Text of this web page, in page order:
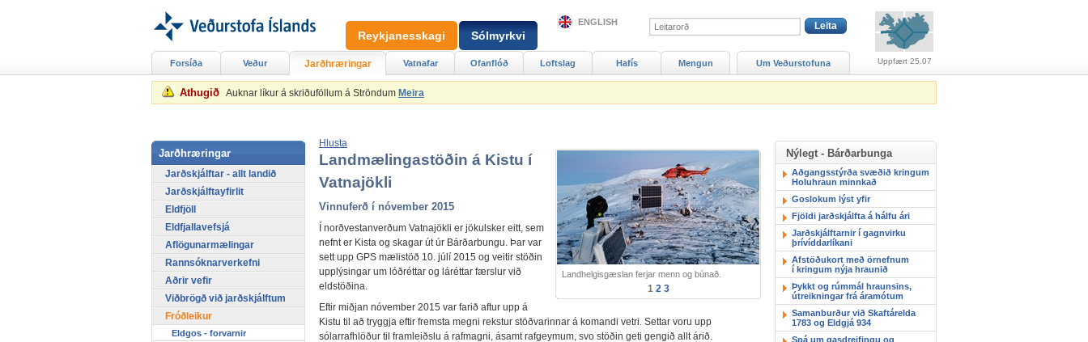
Athugið Auknar líkur á skriðuföllum á Ströndum Meira
Hlusta
Landhelgisgæslan ferjar menn og búnað.
1 2 3
Landmælingastöðin á Kistu í
Vatnajökli
Vinnuferð í nóvember 2015
Í norðvestanverðum Vatnajökli er jökulsker eitt, sem
nefnt er Kista og skagar út úr Bárðarbungu. Þar var
sett upp GPS mælistöð 10. júlí 2015 og veitir stöðin
upplýsingar um lóðréttar og láréttar færslur við
eldstöðina.
Eftir miðjan nóvember 2015 var farið aftur upp á
Kistu til að tryggja eftir fremsta megni rekstur stöðvarinnar á komandi vetri. Settar voru upp
sólarrafhlöður til framleiðslu á rafmagni, ásamt rafgeymum, svo stöðin geti gengið allt árið.
Nýlegt - Bárðarbunga
Aðgangsstýrða svæðið kringum
Holuhraun minnkað
Goslokum lýst yfir
Fjöldi jarðskjálfta á hálfu ári
Jarðskjálftarnir í gagnvirku
þrívíddarlíkani
Afstöðukort með örnefnum
í kringum nýja hraunið
Þykkt og rúmmál hraunsins,
útreikningar frá áramótum
Samanburður við Skaftárelda
1783 og Eldgjá 934
Spá um gasdreifingu og
Forsíða Veður Jarðhræringar Vatnafar Ofanflóð Loftslag Hafís Mengun Um Veðurstofuna
Jarðhræringar
Jarðskjálftar - allt landið
Jarðskjálftayfirlit
Eldfjöll
Eldfjallavefsjá
Aflögunarmælingar
Rannsóknarverkefni
Aðrir vefir
Viðbrögð við jarðskjálftum
Fróðleikur
Eldgos - forvarnir
Uppfært 25.07
Reykjanesskagi Sólmyrkvi
ENGLISH